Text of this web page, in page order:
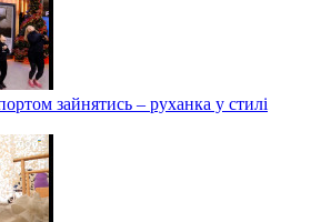
зайнятись – руханка у стилі